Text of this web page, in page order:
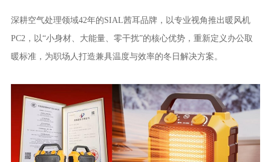
深耕空气处理领域42年的SIAL茜耳品牌，以专业视角推出暖风机
PC2，以“小身材、大能量、零干扰”的核心优势，重新定义办公取
暖标准，为职场人打造兼具温度与效率的冬日解决方案。